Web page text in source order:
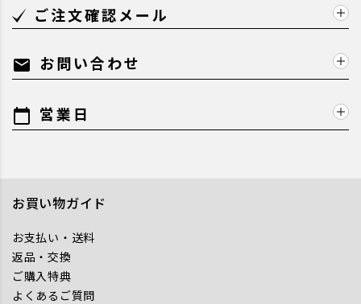
ご注文確認メール
mail お問い合わせ
calendar_today 営業日
お買い物ガイド
お支払い・送料
返品・交換
ご購入特典
よくあるご質問